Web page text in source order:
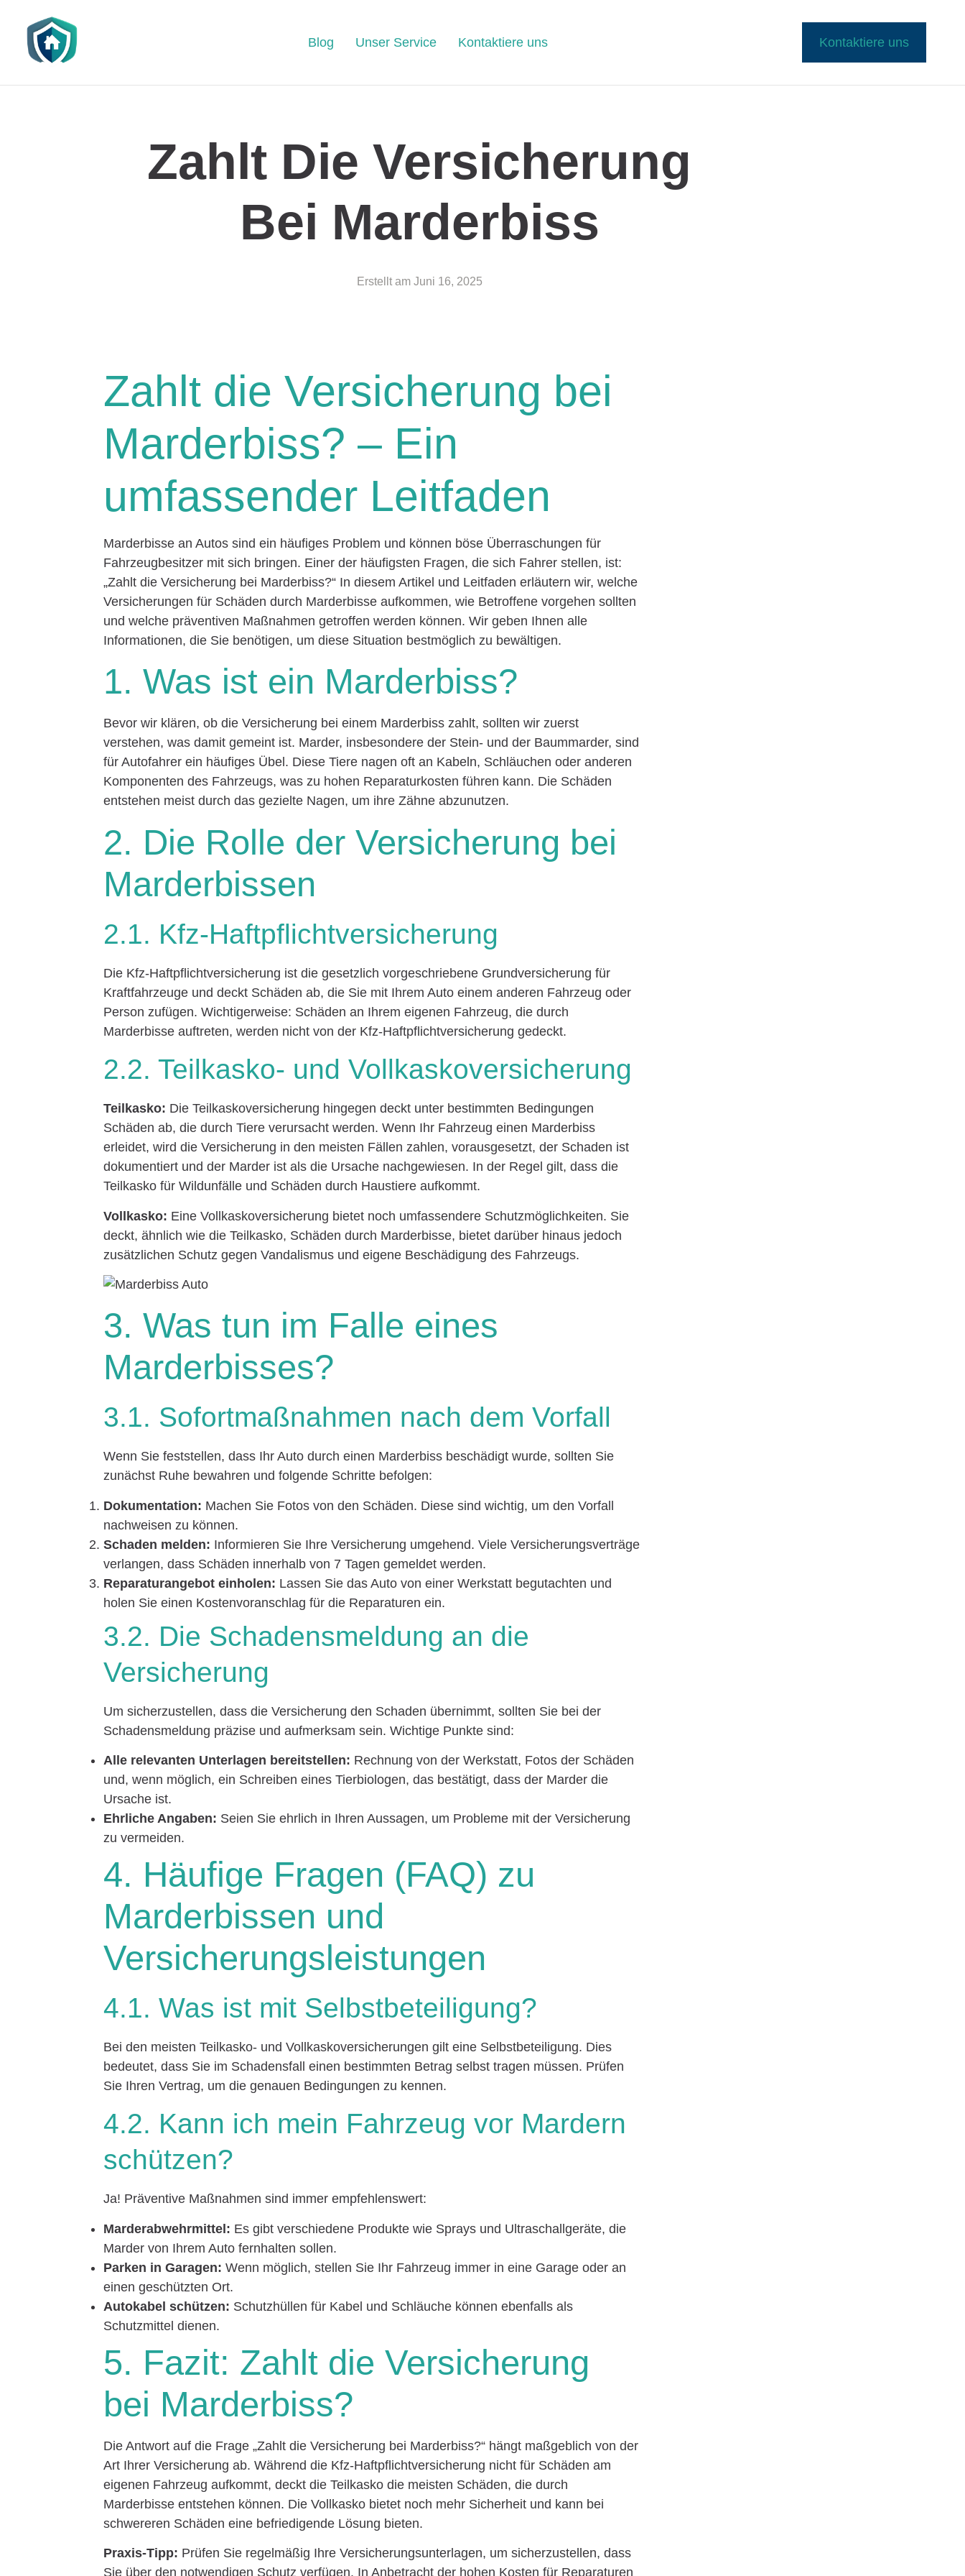
Blog Unser Service Kontaktiere uns Kontaktiere uns
Zahlt Die Versicherung
Bei Marderbiss
Erstellt am Juni 16, 2025
Zahlt die Versicherung bei
Marderbiss? – Ein
umfassender Leitfaden
Marderbisse an Autos sind ein häufiges Problem und können böse Überraschungen für
Fahrzeugbesitzer mit sich bringen. Einer der häufigsten Fragen, die sich Fahrer stellen, ist:
„Zahlt die Versicherung bei Marderbiss?“ In diesem Artikel und Leitfaden erläutern wir, welche
Versicherungen für Schäden durch Marderbisse aufkommen, wie Betroffene vorgehen sollten
und welche präventiven Maßnahmen getroffen werden können. Wir geben Ihnen alle
Informationen, die Sie benötigen, um diese Situation bestmöglich zu bewältigen.
1. Was ist ein Marderbiss?
Bevor wir klären, ob die Versicherung bei einem Marderbiss zahlt, sollten wir zuerst
verstehen, was damit gemeint ist. Marder, insbesondere der Stein- und der Baummarder, sind
für Autofahrer ein häufiges Übel. Diese Tiere nagen oft an Kabeln, Schläuchen oder anderen
Komponenten des Fahrzeugs, was zu hohen Reparaturkosten führen kann. Die Schäden
entstehen meist durch das gezielte Nagen, um ihre Zähne abzunutzen.
2. Die Rolle der Versicherung bei
Marderbissen
2.1. Kfz-Haftpflichtversicherung
Die Kfz-Haftpflichtversicherung ist die gesetzlich vorgeschriebene Grundversicherung für
Kraftfahrzeuge und deckt Schäden ab, die Sie mit Ihrem Auto einem anderen Fahrzeug oder
Person zufügen. Wichtigerweise: Schäden an Ihrem eigenen Fahrzeug, die durch
Marderbisse auftreten, werden nicht von der Kfz-Haftpflichtversicherung gedeckt.
2.2. Teilkasko- und Vollkaskoversicherung
Teilkasko: Die Teilkaskoversicherung hingegen deckt unter bestimmten Bedingungen
Schäden ab, die durch Tiere verursacht werden. Wenn Ihr Fahrzeug einen Marderbiss
erleidet, wird die Versicherung in den meisten Fällen zahlen, vorausgesetzt, der Schaden ist
dokumentiert und der Marder ist als die Ursache nachgewiesen. In der Regel gilt, dass die
Teilkasko für Wildunfälle und Schäden durch Haustiere aufkommt.
Vollkasko: Eine Vollkaskoversicherung bietet noch umfassendere Schutzmöglichkeiten. Sie
deckt, ähnlich wie die Teilkasko, Schäden durch Marderbisse, bietet darüber hinaus jedoch
zusätzlichen Schutz gegen Vandalismus und eigene Beschädigung des Fahrzeugs.
3. Was tun im Falle eines
Marderbisses?
3.1. Sofortmaßnahmen nach dem Vorfall
Wenn Sie feststellen, dass Ihr Auto durch einen Marderbiss beschädigt wurde, sollten Sie
zunächst Ruhe bewahren und folgende Schritte befolgen:
Dokumentation: Machen Sie Fotos von den Schäden. Diese sind wichtig, um den Vorfall
nachweisen zu können.
Schaden melden: Informieren Sie Ihre Versicherung umgehend. Viele Versicherungsverträge
verlangen, dass Schäden innerhalb von 7 Tagen gemeldet werden.
Reparaturangebot einholen: Lassen Sie das Auto von einer Werkstatt begutachten und
holen Sie einen Kostenvoranschlag für die Reparaturen ein.
3.2. Die Schadensmeldung an die
Versicherung
Um sicherzustellen, dass die Versicherung den Schaden übernimmt, sollten Sie bei der
Schadensmeldung präzise und aufmerksam sein. Wichtige Punkte sind:
Alle relevanten Unterlagen bereitstellen: Rechnung von der Werkstatt, Fotos der Schäden
und, wenn möglich, ein Schreiben eines Tierbiologen, das bestätigt, dass der Marder die
Ursache ist.
Ehrliche Angaben: Seien Sie ehrlich in Ihren Aussagen, um Probleme mit der Versicherung
zu vermeiden.
4. Häufige Fragen (FAQ) zu
Marderbissen und
Versicherungsleistungen
4.1. Was ist mit Selbstbeteiligung?
Bei den meisten Teilkasko- und Vollkaskoversicherungen gilt eine Selbstbeteiligung. Dies
bedeutet, dass Sie im Schadensfall einen bestimmten Betrag selbst tragen müssen. Prüfen
Sie Ihren Vertrag, um die genauen Bedingungen zu kennen.
4.2. Kann ich mein Fahrzeug vor Mardern
schützen?
Ja! Präventive Maßnahmen sind immer empfehlenswert:
Marderabwehrmittel: Es gibt verschiedene Produkte wie Sprays und Ultraschallgeräte, die
Marder von Ihrem Auto fernhalten sollen.
Parken in Garagen: Wenn möglich, stellen Sie Ihr Fahrzeug immer in eine Garage oder an
einen geschützten Ort.
Autokabel schützen: Schutzhüllen für Kabel und Schläuche können ebenfalls als
Schutzmittel dienen.
5. Fazit: Zahlt die Versicherung
bei Marderbiss?
Die Antwort auf die Frage „Zahlt die Versicherung bei Marderbiss?“ hängt maßgeblich von der
Art Ihrer Versicherung ab. Während die Kfz-Haftpflichtversicherung nicht für Schäden am
eigenen Fahrzeug aufkommt, deckt die Teilkasko die meisten Schäden, die durch
Marderbisse entstehen können. Die Vollkasko bietet noch mehr Sicherheit und kann bei
schwereren Schäden eine befriedigende Lösung bieten.
Praxis-Tipp: Prüfen Sie regelmäßig Ihre Versicherungsunterlagen, um sicherzustellen, dass
Sie über den notwendigen Schutz verfügen. In Anbetracht der hohen Kosten für Reparaturen